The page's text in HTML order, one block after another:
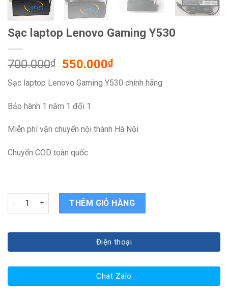
Sạc laptop Lenovo Gaming Y530
700.000₫
Original
price
was:
700.000₫.
550.000₫Current
price
is:
Sạc laptop Lenovo Gaming Y530 chính hãng
Bảo hành 1 năm 1 đổi 1
Miễn phí vận chuyển nội thành Hà Nội
Chuyển COD toàn quốc
Sạc laptop Lenovo Gaming Y530 quantity
THÊM GIỎ HÀNG
Điện thoại
Chat Zalo